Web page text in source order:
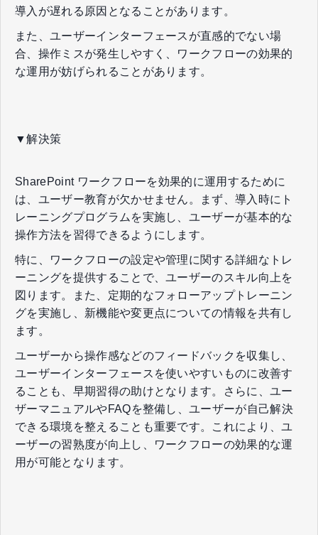
導入が遅れる原因となることがあります。
また、ユーザーインターフェースが直感的でない場
合、操作ミスが発生しやすく、ワークフローの効果的
な運用が妨げられることがあります。
▼解決策
SharePoint ワークフローを効果的に運用するために
は、ユーザー教育が欠かせません。まず、導入時にト
レーニングプログラムを実施し、ユーザーが基本的な
操作方法を習得できるようにします。
特に、ワークフローの設定や管理に関する詳細なトレ
ーニングを提供することで、ユーザーのスキル向上を
図ります。また、定期的なフォローアップトレーニン
グを実施し、新機能や変更点についての情報を共有し
ます。
ユーザーから操作感などのフィードバックを収集し、
ユーザーインターフェースを使いやすいものに改善す
ることも、早期習得の助けとなります。さらに、ユー
ザーマニュアルやFAQを整備し、ユーザーが自己解決
できる環境を整えることも重要です。これにより、ユ
ーザーの習熟度が向上し、ワークフローの効果的な運
用が可能となります。